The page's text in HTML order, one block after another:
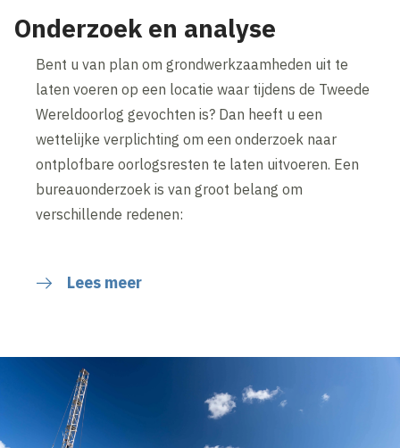
Onderzoek en analyse
Bent u van plan om grondwerkzaamheden uit te
laten voeren op een locatie waar tijdens de Tweede
Wereldoorlog gevochten is? Dan heeft u een
wettelijke verplichting om een onderzoek naar
ontplofbare oorlogsresten te laten uitvoeren. Een
bureauonderzoek is van groot belang om
verschillende redenen:
Lees meer